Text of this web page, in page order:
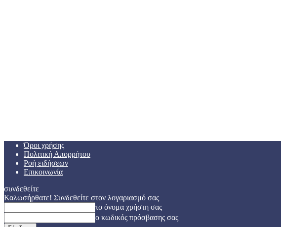
Όροι χρήσης
Πολιτική Απορρήτου
Ροή ειδήσεων
Επικοινωνία
συνδεθείτε
Καλωσήρθατε! Συνδεθείτε στον λογαριασμό σας
το όνομα χρήστη σας
ο κωδικός πρόσβασης σας